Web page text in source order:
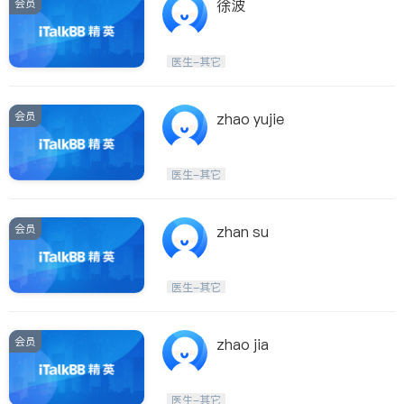
会员 徐波
医生-其它
会员 zhao yujie
医生-其它
会员 zhan su
医生-其它
会员 zhao jia
医生-其它